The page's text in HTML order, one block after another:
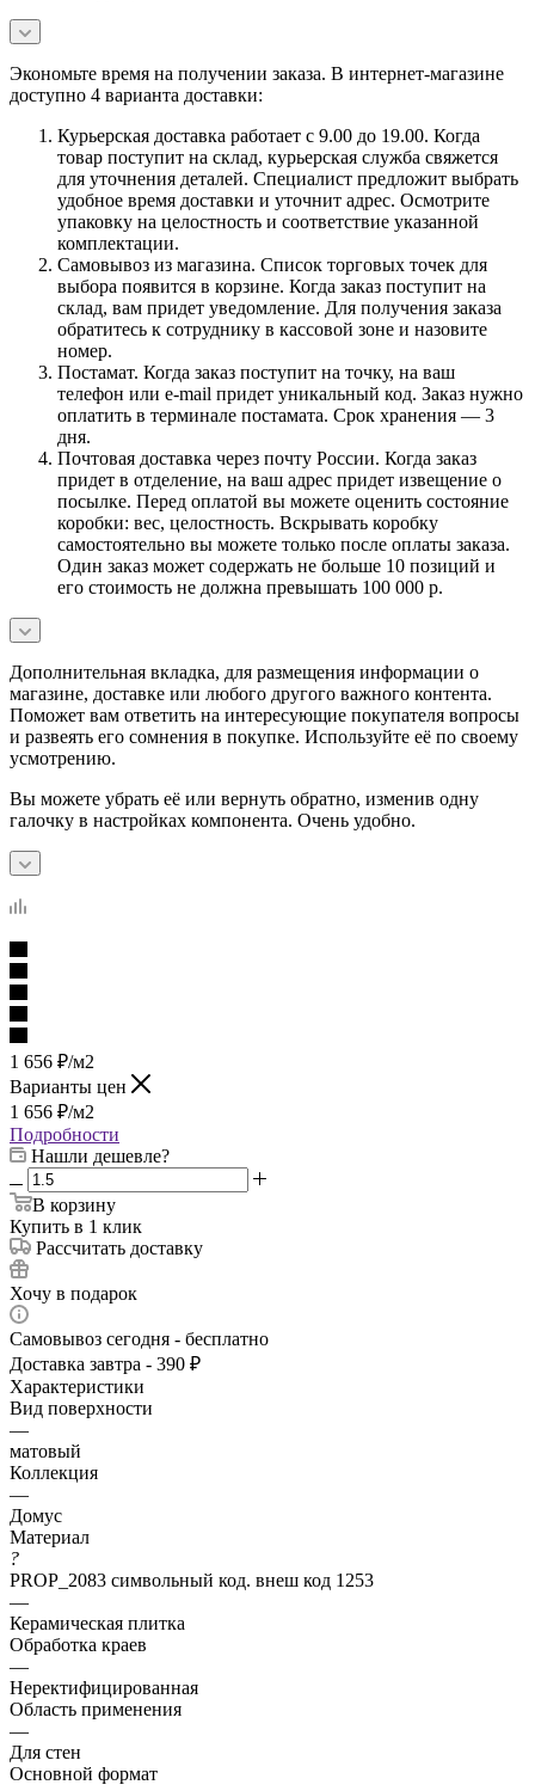
Экономьте время на получении заказа. В интернет-магазине
доступно 4 варианта доставки:
Курьерская доставка работает с 9.00 до 19.00. Когда
товар поступит на склад, курьерская служба свяжется
для уточнения деталей. Специалист предложит выбрать
удобное время доставки и уточнит адрес. Осмотрите
упаковку на целостность и соответствие указанной
комплектации.
Самовывоз из магазина. Список торговых точек для
выбора появится в корзине. Когда заказ поступит на
склад, вам придет уведомление. Для получения заказа
обратитесь к сотруднику в кассовой зоне и назовите
номер.
Постамат. Когда заказ поступит на точку, на ваш
телефон или e-mail придет уникальный код. Заказ нужно
оплатить в терминале постамата. Срок хранения — 3
дня.
Почтовая доставка через почту России. Когда заказ
придет в отделение, на ваш адрес придет извещение о
посылке. Перед оплатой вы можете оценить состояние
коробки: вес, целостность. Вскрывать коробку
самостоятельно вы можете только после оплаты заказа.
Один заказ может содержать не больше 10 позиций и
его стоимость не должна превышать 100 000 р.
Дополнительная вкладка, для размещения информации о
магазине, доставке или любого другого важного контента.
Поможет вам ответить на интересующие покупателя вопросы
и развеять его сомнения в покупке. Используйте её по своему
усмотрению.
Вы можете убрать её или вернуть обратно, изменив одну
галочку в настройках компонента. Очень удобно.
1 656 ₽/м2
Варианты цен
1 656 ₽/м2
Подробности
Нашли дешевле?
В корзину
Купить в 1 клик
Рассчитать доставку
Хочу в подарок
Самовывоз сегодня - бесплатно
Доставка завтра - 390 ₽
Характеристики
Вид поверхности
—
матовый
Коллекция
—
Домус
Материал
?
PROP_2083 символьный код. внеш код 1253
—
Керамическая плитка
Обработка краев
—
Неректифицированная
Область применения
—
Для стен
Основной формат